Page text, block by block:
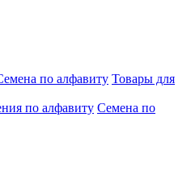
по алфавиту Товары для
по алфавиту Семена по